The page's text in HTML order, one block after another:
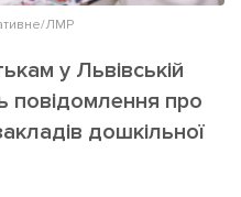
ЛМР
у Львівській
повідомлення про
дошкільної